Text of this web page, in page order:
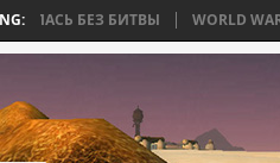
БЕЗ БИТВЫ WORLD WAR